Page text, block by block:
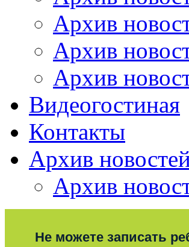
Архив
Архив
Архив
Видеогостиная
Контакты
Архив
Архив
Не можете записать